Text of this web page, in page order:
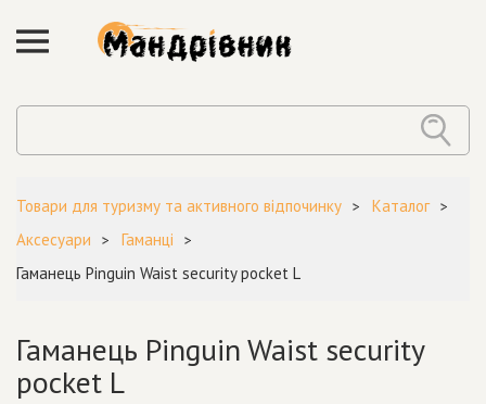
Товари для туризму та активного відпочинку
Каталог
Аксесуари
Гаманці
Гаманець Pinguin Waist security pocket L
Гаманець Pinguin Waist security
pocket L